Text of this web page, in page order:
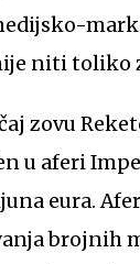
niti toliko
zovu
u aferi
eura.
brojnih